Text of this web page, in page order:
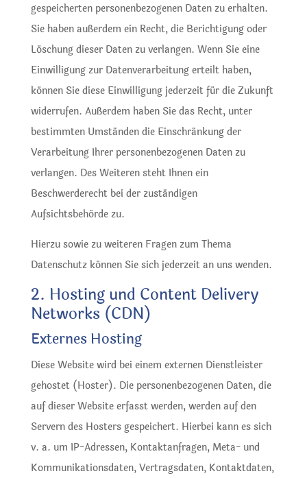
gespeicherten personenbezogenen Daten zu erhalten.
Sie haben außerdem ein Recht, die Berichtigung oder
Löschung dieser Daten zu verlangen. Wenn Sie eine
Einwilligung zur Datenverarbeitung erteilt haben,
können Sie diese Einwilligung jederzeit für die Zukunft
widerrufen. Außerdem haben Sie das Recht, unter
bestimmten Umständen die Einschränkung der
Verarbeitung Ihrer personenbezogenen Daten zu
verlangen. Des Weiteren steht Ihnen ein
Beschwerderecht bei der zuständigen
Aufsichtsbehörde zu.
Hierzu sowie zu weiteren Fragen zum Thema
Datenschutz können Sie sich jederzeit an uns wenden.
2. Hosting und Content Delivery
Networks (CDN)
Externes Hosting
Diese Website wird bei einem externen Dienstleister
gehostet (Hoster). Die personenbezogenen Daten, die
auf dieser Website erfasst werden, werden auf den
Servern des Hosters gespeichert. Hierbei kann es sich
v. a. um IP-Adressen, Kontaktanfragen, Meta- und
Kommunikationsdaten, Vertragsdaten, Kontaktdaten,